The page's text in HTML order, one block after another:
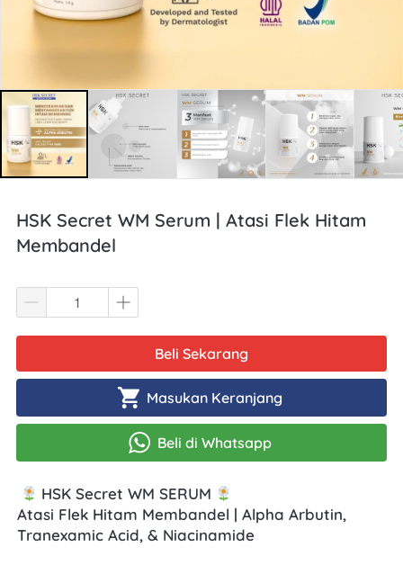
HSK Secret WM Serum | Atasi Flek Hitam
Membandel
`Beli Sekarang
` Masukan Keranjang
` Beli di Whatsapp
HSK Secret WM SERUM
Atasi Flek Hitam Membandel | Alpha Arbutin,
Tranexamic Acid, & Niacinamide